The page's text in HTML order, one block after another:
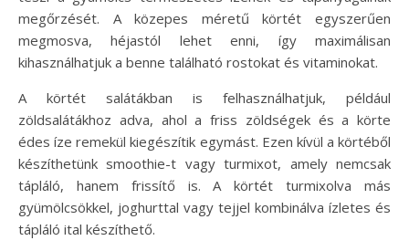
megőrzését. A közepes méretű körtét egyszerűen
megmosva, héjastól lehet enni, így maximálisan
kihasználhatjuk a benne található rostokat és vitaminokat.
A körtét salátákban is felhasználhatjuk, például
zöldsalátákhoz adva, ahol a friss zöldségek és a körte
édes íze remekül kiegészítik egymást. Ezen kívül a körtéből
készíthetünk smoothie-t vagy turmixot, amely nemcsak
tápláló, hanem frissítő is. A körtét turmixolva más
gyümölcsökkel, joghurttal vagy tejjel kombinálva ízletes és
tápláló ital készíthető.